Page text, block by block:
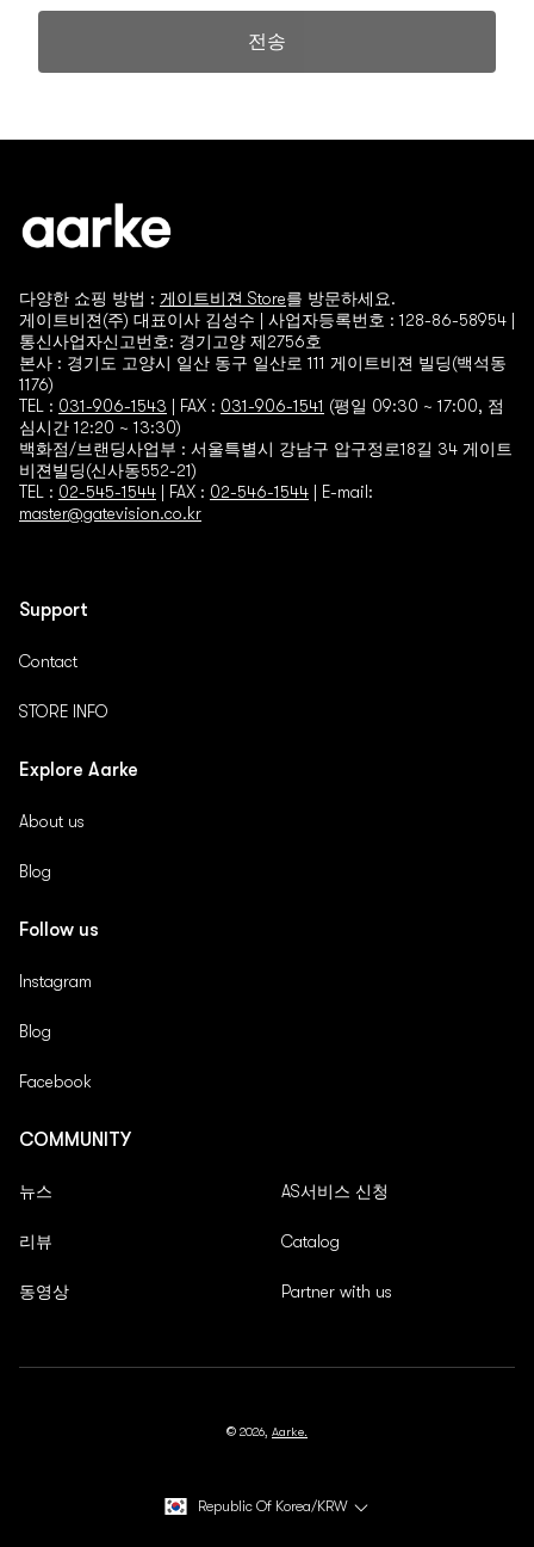
다.
콘텐츠 제공 , 구매 및 요금 결제 , 물품배송 또는 청구지
등 발송 , 금융거래 본인 인증 및 금융 서비스
회원 관리
회원의 부정 이용 방지와 비인가 사용 방지 , 가입 의사
확인 , 연령확인 , 만14세 미만 아동 개인정보 수집 시 법
정 대리인 동의여부 확인, 불만처리 등 민원처리 , 고지
사항 전달
마케팅 및 광고에 활용
■ 개인정보의 보유 및 이용기간
해당 정보를 지체 없이 파기합니다. 단, 다음의 정보에 대해
회원이 탈퇴한 경우에도 불량회원의 부정한 이용의 재발을
방지, 분쟁해결 및 수사기관의 요청에 따른 협조를 위하 여,
있습니다.
이 관계법령에서 정한 일정한 기간 동안 회원정보를 보관
- 보존이유: 전자상거래등에서의소비자보호에관한법률
소비자 불만 또는 분쟁처리에 관한 기록
전송
다양한 쇼핑 방법 : 게이트비젼 Store를 방문하세요.
게이트비젼(주) 대표이사 김성수 | 사업자등록번호 : 128-86-58954 |
통신사업자신고번호: 경기고양 제2756호
본사 : 경기도 고양시 일산 동구 일산로 111 게이트비젼 빌딩(백석동
1176)
TEL : 031-906-1543 | FAX : 031-906-1541 (평일 09:30 ~ 17:00, 점
심시간 12:20 ~ 13:30)
백화점/브랜딩사업부 : 서울특별시 강남구 압구정로18길 34 게이트
비젼빌딩(신사동552-21)
TEL : 02-545-1544 | FAX : 02-546-1544 | E-mail:
master@gatevision.co.kr
Support
Contact
STORE INFO
Explore Aarke
About us
Blog
Follow us
Instagram
Blog
Facebook
COMMUNITY
뉴스
리뷰
동영상
AS서비스 신청
Catalog
Partner with us
© 2026, Aarke.
Republic Of Korea/KRW